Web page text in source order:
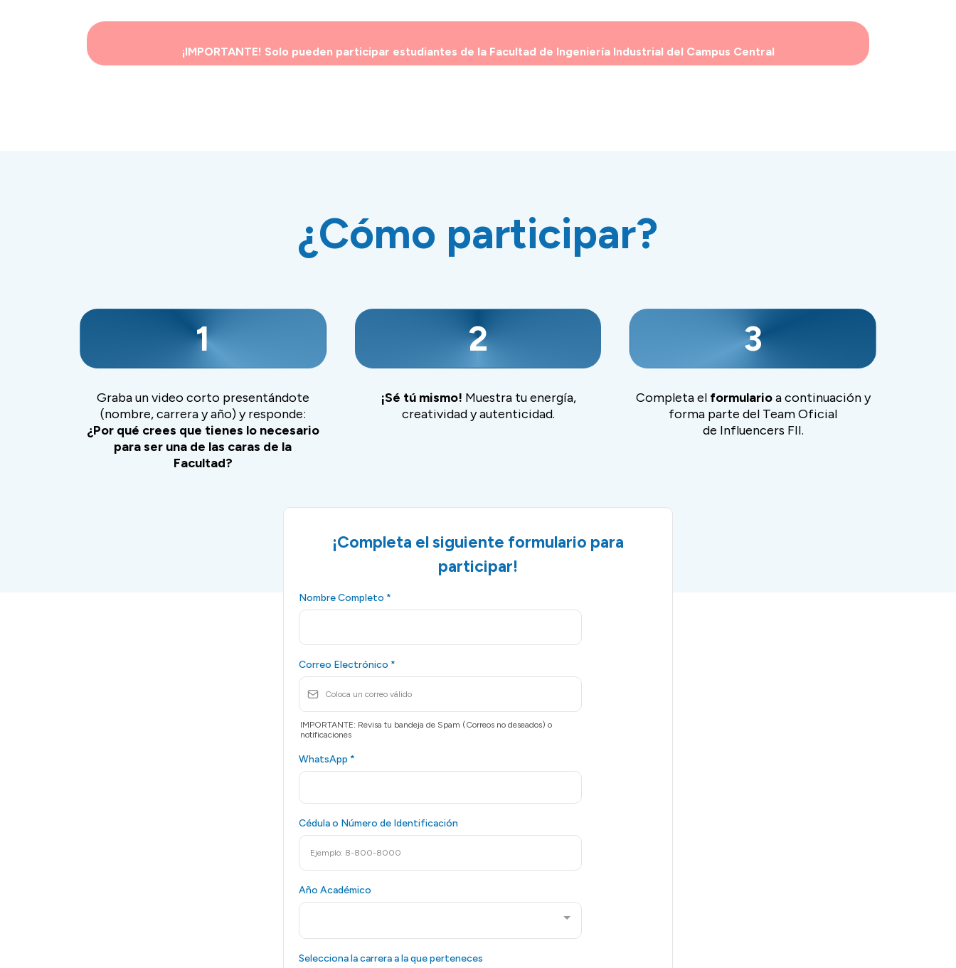
¡IMPORTANTE! Solo pueden participar estudiantes de la Facultad de Ingeniería Industrial del Campus Central
¿Cómo participar?
1 2 3
Graba un video corto presentándote
(nombre, carrera y año) y responde:
¿Por qué crees que tienes lo necesario
para ser una de las caras de la
Facultad?
¡Sé tú mismo! Muestra tu energía,
creatividad y autenticidad.
Completa el formularioa continuación y
forma parte del Team Oficial
de Influencers FII.
¡Completa el siguiente formulario para
participar!
Nombre Completo *
Correo Electrónico *
IMPORTANTE: Revisa tu bandeja de Spam (Correos no deseados) o
notificaciones
WhatsApp *
Cédula o Número de Identificación
Año Académico
Selecciona la carrera a la que perteneces